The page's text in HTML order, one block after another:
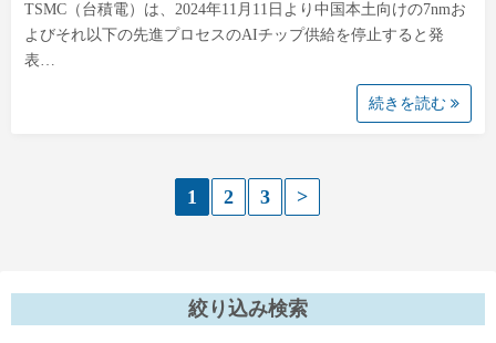
TSMC（台積電）は、2024年11月11日より中国本土向けの7nmお
よびそれ以下の先進プロセスのAIチップ供給を停止すると発
表…
続きを読む
ペ
1 2 3 >
絞り込み検索